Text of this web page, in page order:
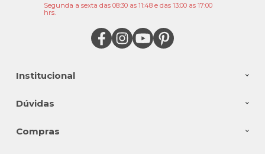
Institucional
Dúvidas
Compras
Segunda a sexta das 08:30 as 11:48 e das 13:00 as 17:00
hrs.